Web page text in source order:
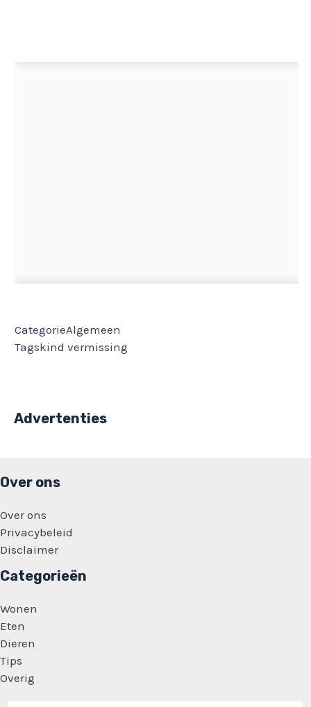
CategorieAlgemeen
Tagskind vermissing
Advertenties
Over ons
Over ons
Privacybeleid
Disclaimer
Categorieën
Wonen
Eten
Dieren
Tips
Overig